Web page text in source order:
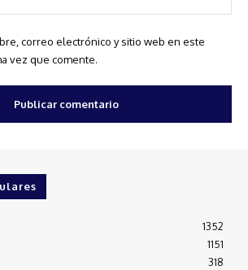
correo electrónico y sitio web en este
vez que comente.
1352
1151
318